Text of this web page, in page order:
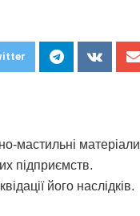
мастильні матеріали
підприємств.
його наслідків.